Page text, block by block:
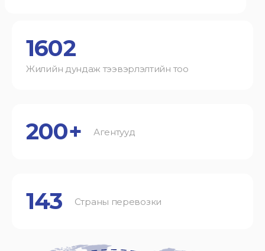
1602
Жилийн дундаж тээвэрлэлтийн тоо
200+ Агентууд
143 Страны перевозки